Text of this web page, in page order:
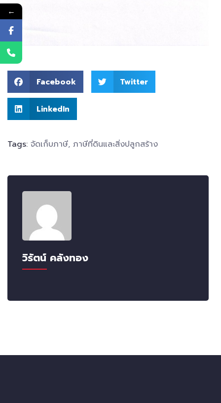
Facebook Twitter
LinkedIn
Tags: จัดเก็บภาษี, ภาษีที่ดินและสิ่งปลูกสร้าง
วิรัตน์ คลังทอง
←